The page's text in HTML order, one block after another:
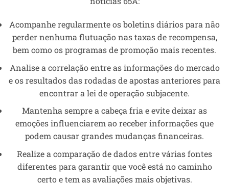
Acompanhe regularmente os boletins diários para não
perder nenhuma flutuação nas taxas de recompensa,
bem como os programas de promoção mais recentes.
Analise a correlação entre as informações do mercado
e os resultados das rodadas de apostas anteriores para
encontrar a lei de operação subjacente.
Mantenha sempre a cabeça fria e evite deixar as
emoções influenciarem ao receber informações que
podem causar grandes mudanças financeiras.
Realize a comparação de dados entre várias fontes
diferentes para garantir que você está no caminho
certo e tem as avaliações mais objetivas.